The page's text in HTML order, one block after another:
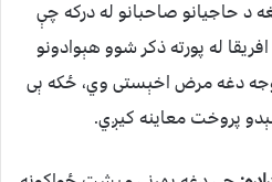
د حاجیانو صاحبانو له درکه چې
له پورته ذکر شوو هېوادونو
وجه دغه مرض اخېستی وي، ځکه ېی
پروخت معاینه کیږي.